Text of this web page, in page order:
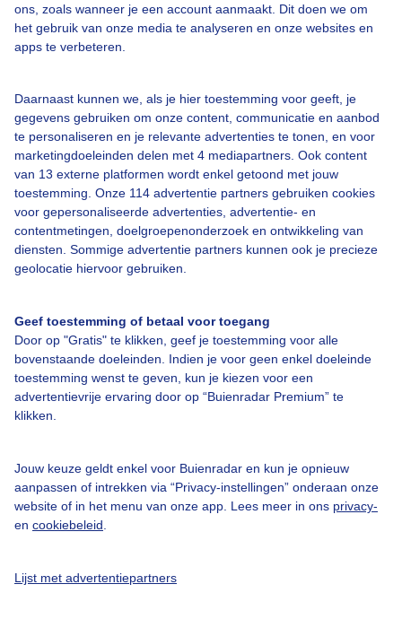
ons, zoals wanneer je een account aanmaakt. Dit doen we om
het gebruik van onze media te analyseren en onze websites en
apps te verbeteren.
Daarnaast kunnen we, als je hier toestemming voor geeft, je
gegevens gebruiken om onze content, communicatie en aanbod
te personaliseren en je relevante advertenties te tonen, en voor
marketingdoeleinden delen met 4 mediapartners. Ook content
van 13 externe platformen wordt enkel getoond met jouw
toestemming. Onze 114 advertentie partners gebruiken cookies
voor gepersonaliseerde advertenties, advertentie- en
contentmetingen, doelgroepenonderzoek en ontwikkeling van
diensten. Sommige advertentie partners kunnen ook je precieze
geolocatie hiervoor gebruiken.
Geef toestemming of betaal voor toegang
Door op "Gratis" te klikken, geef je toestemming voor alle
bovenstaande doeleinden. Indien je voor geen enkel doeleinde
toestemming wenst te geven, kun je kiezen voor een
advertentievrije ervaring door op “Buienradar Premium” te
klikken.
Jouw keuze geldt enkel voor Buienradar en kun je opnieuw
aanpassen of intrekken via “Privacy-instellingen” onderaan onze
website of in het menu van onze app. Lees meer in ons privacy-
en cookiebeleid
Lijst met advertentiepartners
Over Buienradar
Bedrijfsgegevens
Toegankelijkheid
Gebruikersvoorwaarden
Adverteren
Privacy beleid
Cookie beleid
Gratis weerdata